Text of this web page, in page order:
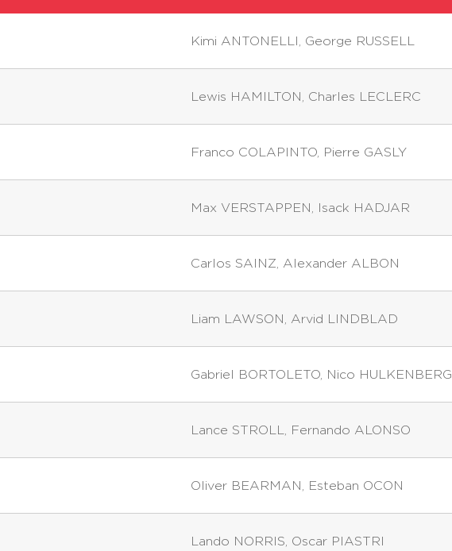
Kimi ANTONELLI George RUSSELL
Lewis HAMILTON Charles LECLERC
Franco COLAPINTO, Pierre GASLY
Max VERSTAPPEN Isack HADJAR
Carlos SAINZ Alexander ALBON
Liam LAWSON Arvid LINDBLAD
Gabriel BORTOLETO, Nico HULKENBERG
Lance STROLL Fernando ALONSO
Oliver BEARMAN Esteban OCON
Lando NORRIS Oscar PIASTRI